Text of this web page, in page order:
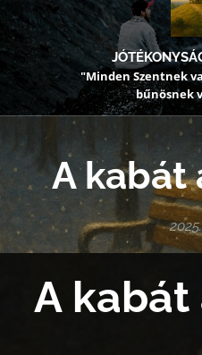
"Minden Szentnek
bűnösnek
A kabát
A kabát